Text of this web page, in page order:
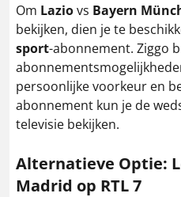
Om Laziovs Bayern
bekijken, dien je te
sport-abonnement. Ziggo
persoonlijke voorkeur en
abonnement kun je de
televisie bekijken.
Alternatieve Optie:
Madrid op RTL 7